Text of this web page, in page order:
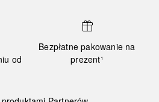
od
Bezpłatne pakowanie na
prezent¹